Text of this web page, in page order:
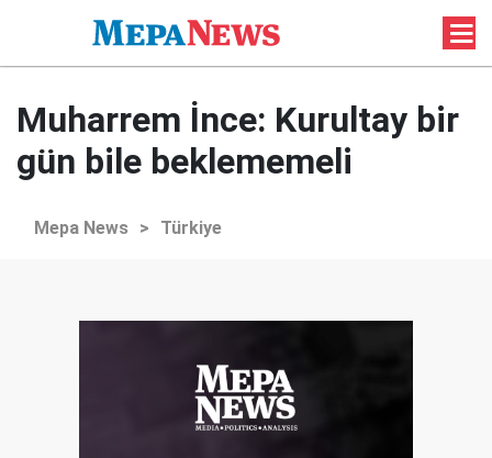
Muharrem İnce: Kurultay bir
gün bile beklememeli
Mepa News > Türkiye